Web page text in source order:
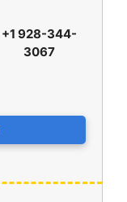
+1 928-344-
3067